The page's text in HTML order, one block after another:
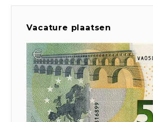
Vacature plaatsen